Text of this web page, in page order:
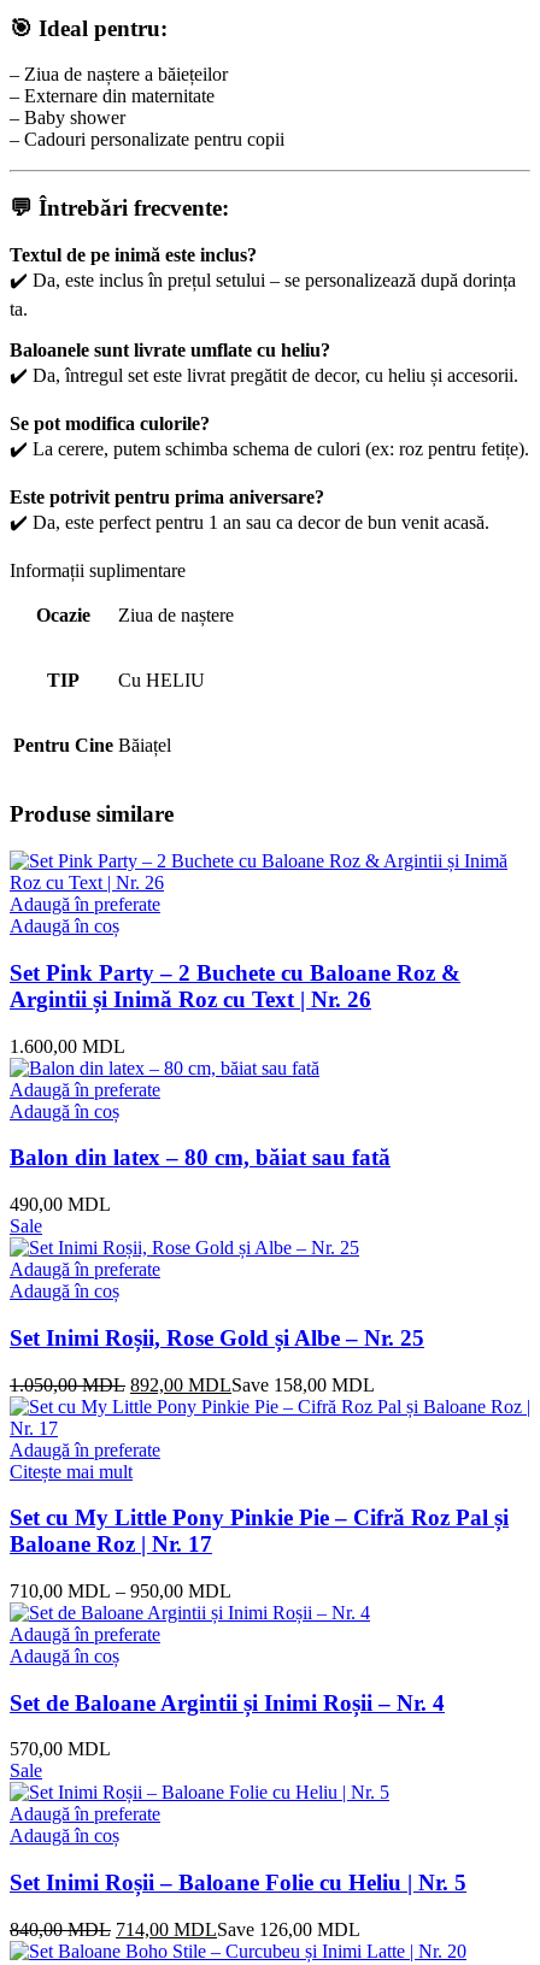
🎯 Ideal pentru:
– Ziua de naștere a băiețeilor
– Externare din maternitate
– Baby shower
– Cadouri personalizate pentru copii
💬 Întrebări frecvente:
Textul de pe inimă este inclus?
✔️ Da, este inclus în prețul setului – se personalizează după dorința
ta.
Baloanele sunt livrate umflate cu heliu?
✔️ Da, întregul set este livrat pregătit de decor, cu heliu și accesorii.
Se pot modifica culorile?
✔️ La cerere, putem schimba schema de culori (ex: roz pentru fetițe).
Este potrivit pentru prima aniversare?
✔️ Da, este perfect pentru 1 an sau ca decor de bun venit acasă.
Informații suplimentare
Ocazie Ziua de naștere
TIP Cu HELIU
Pentru Cine Băiațel
Produse similare
Adaugă în preferate
Adaugă în coș
Set Pink Party – 2 Buchete cu Baloane Roz &
Argintii și Inimă Roz cu Text | Nr. 26
1.600,00 MDL
Adaugă în preferate
Adaugă în coș
Balon din latex – 80 cm, băiat sau fată
490,00 MDL
Sale
Adaugă în preferate
Adaugă în coș
Set Inimi Roșii, Rose Gold și Albe – Nr. 25
1.050,00MDL Prețul
inițial
fost:
1.050,00 MDL.
892,00 MDLPrețul
curent
Save 158,00 MDL
Adaugă în preferate
Citește mai mult
Set cu My Little Pony Pinkie Pie – Cifră Roz Pal și
Baloane Roz | Nr. 17
710,00 MDL – 950,00 MDL
Adaugă în preferate
Adaugă în coș
Set de Baloane Argintii și Inimi Roșii – Nr. 4
570,00 MDL
Sale
Adaugă în preferate
Adaugă în coș
Set Inimi Roșii – Baloane Folie cu Heliu | Nr. 5
840,00MDL Prețul
inițial
714,00 MDLPrețul
curent
Save 126,00 MDL